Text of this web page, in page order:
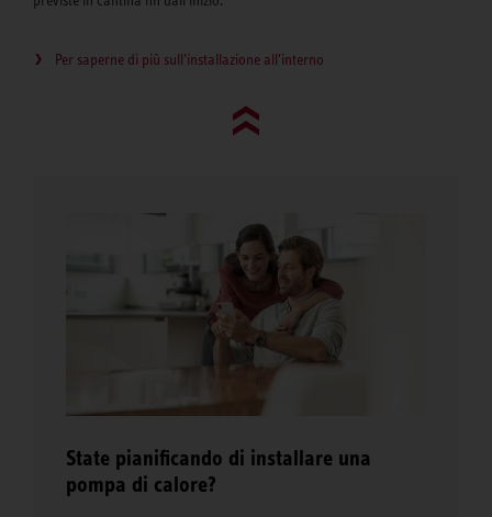
Per saperne di più sull'installazione all'interno
Go to top (evo)
State pianificando di installare una
pompa di calore?